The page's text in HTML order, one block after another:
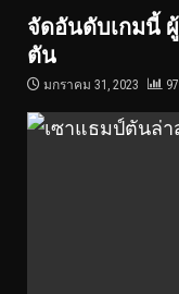
จัดอันดับเกมนี้
ตัน
มกราคม 31, 2023